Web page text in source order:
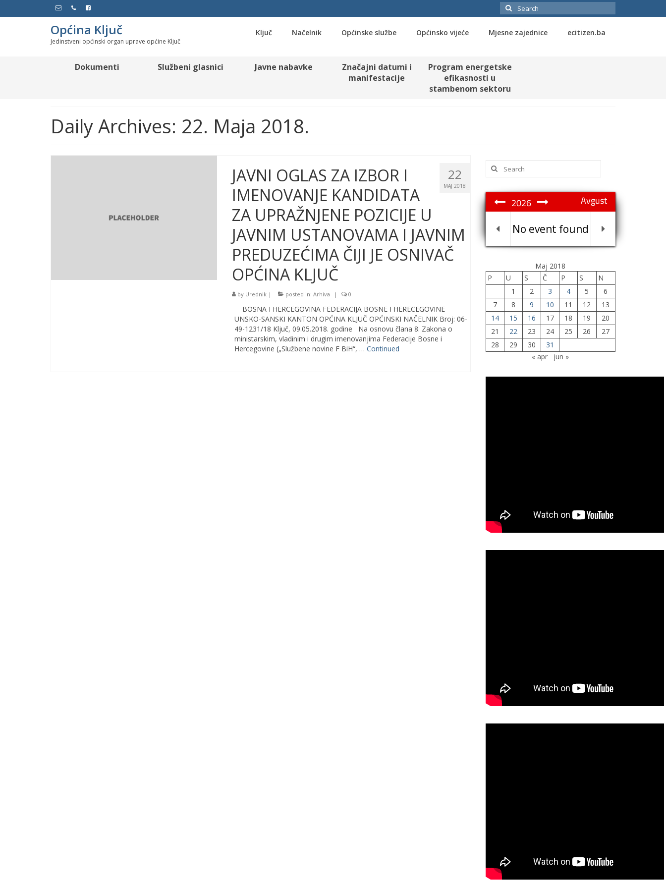
Search
for:
Općina Ključ
Jedinstveni općinski organ uprave općine Ključ
Ključ Načelnik Općinske službe Općinsko vijeće Mjesne zajednice ecitizen.ba
Dokumenti Službeni glasnici Javne nabavke
Značajni datumi i
manifestacije
Program energetske
efikasnosti u
stambenom sektoru
Daily Archives: 22. Maja 2018.
22
MAJ 2018
JAVNI OGLAS ZA IZBOR I
IMENOVANJE KANDIDATA
ZA UPRAŽNJENE POZICIJE U
JAVNIM USTANOVAMA I JAVNIM
PREDUZEĆIMA ČIJI JE OSNIVAČ
OPĆINA KLJUČ
by Urednik| posted in: Arhiva | 0
BOSNA I HERCEGOVINA FEDERACIJA BOSNE I HERECEGOVINE
UNSKO-SANSKI KANTON OPĆINA KLJUČ OPĆINSKI NAČELNIK Broj: 06-
49-1231/18 Ključ, 09.05.2018. godine Na osnovu člana 8. Zakona o
ministarskim, vladinim i drugim imenovanjima Federacije Bosne i
Hercegovine („Službene novine F BiH“, … Continued
Search
for:
Avgust
2026
No event found
Maj 2018
P
U S Č P S
N
1
2 3 4 5
6
7
8 9 10 11 12
13
14
15 16 17 18 19
20
21
22 23 24 25 26
27
28
29 30
31
« apr
jun »